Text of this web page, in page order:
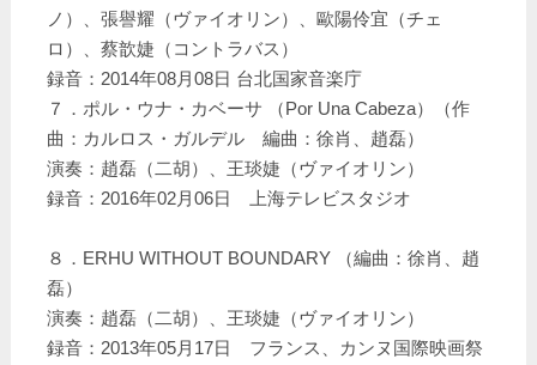
ノ）、張譽耀（ヴァイオリン）、歐陽伶宜（チェ
ロ）、蔡歆婕（コントラバス）
録音：2014年08月08日 台北国家音楽庁
７．ポル・ウナ・カベーサ （Por Una Cabeza）（作
曲：カルロス・ガルデル 編曲：徐肖、趙磊）
演奏：趙磊（二胡）、王琰婕（ヴァイオリン）
録音：2016年02月06日 上海テレビスタジオ
８．ERHU WITHOUT BOUNDARY （編曲：徐肖、趙
磊）
演奏：趙磊（二胡）、王琰婕（ヴァイオリン）
録音：2013年05月17日 フランス、カンヌ国際映画祭